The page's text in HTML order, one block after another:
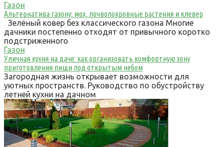
Газон
Альтернатива газону: мох, почвопокровные растения и клевер
Зелёный ковер без классического газона Многие
дачники постепенно отходят от привычного коротко
подстриженного
Газон
Уличная кухня на даче: как организовать комфортную зону
приготовления пищи под открытым небом
Загородная жизнь открывает возможности для
уютных пространств. Руководство по обустройству
летней кухни на дачном